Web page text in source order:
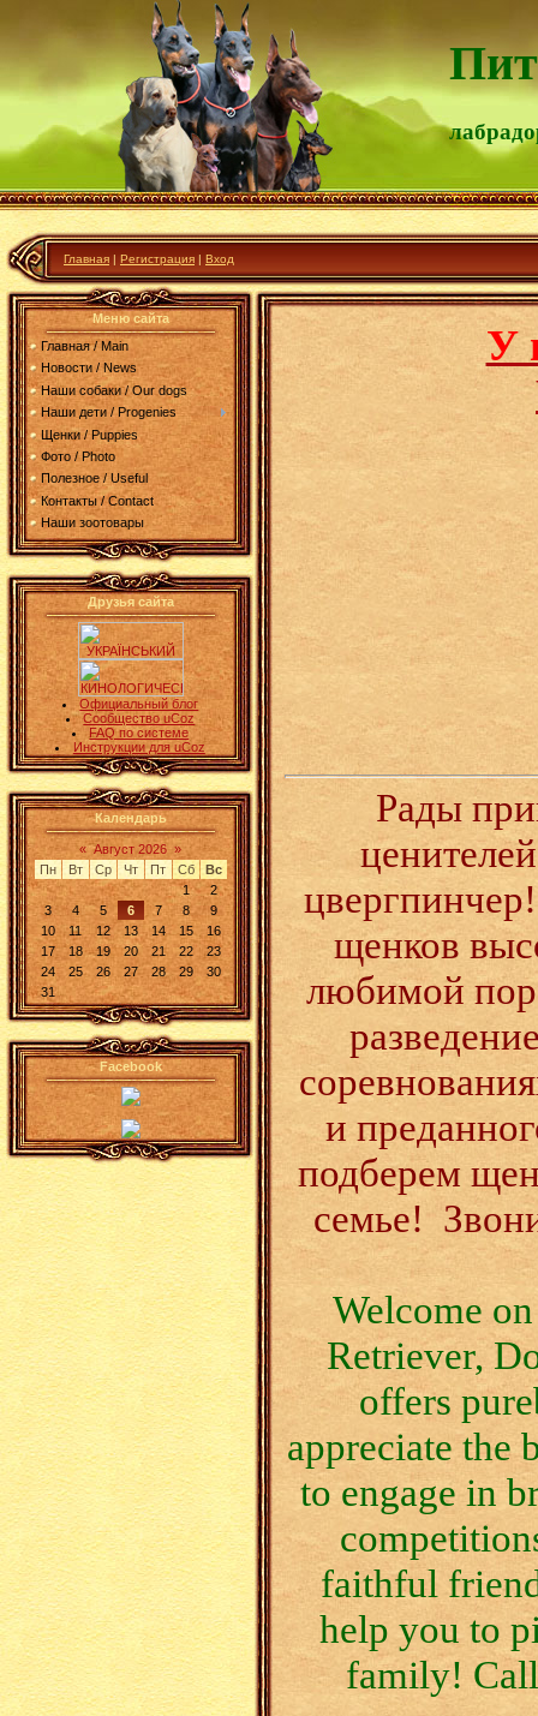
Главная | Регистрация | Вход
Меню сайта
Главная / Main
Новости / News
Наши собаки / Our dogs
Наши дети / Progenies
Щенки / Puppies
Фото / Photo
Полезное / Useful
Контакты / Contact
Наши зоотовары
Друзья сайта
Официальный блог
Сообщество uCoz
FAQ по системе
Инструкции для uCoz
Календарь
« Август 2026 »
Пн
Вт Ср Чт Пт Сб
Вс
1
2
3
4 5 6 7 8
9
10
11 12 13 14 15
16
17
18 19 20 21 22
23
24
25 26 27 28 29
30
31
Facebook
У
Рады
щенков
любимой
и
подберем
семье!
Welcome
Retriever,
offers
appreciate the
to engage in
faithful
help you to
family!